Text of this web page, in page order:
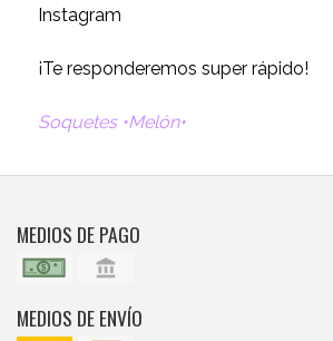
Instagram
¡Te responderemos super rápido!
Soquetes •Melón•
MEDIOS DE PAGO
MEDIOS DE ENVÍO